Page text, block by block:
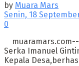
by Muara Mars
Senin, 18
0
Serka Imanuel
Kepala